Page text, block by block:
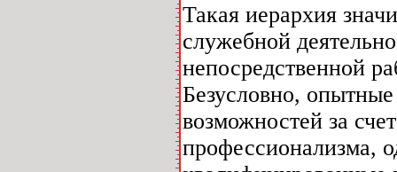
Такая иерархия
служебной
непосредственной
Безусловно,
возможностей за
профессионализма,